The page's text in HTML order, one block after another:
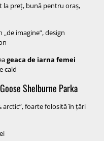
la preț, bună pentru oraș,
imagine”, design
geaca de iarna femei
cald
Shelburne Parka
arctic”, foarte folosită în țări